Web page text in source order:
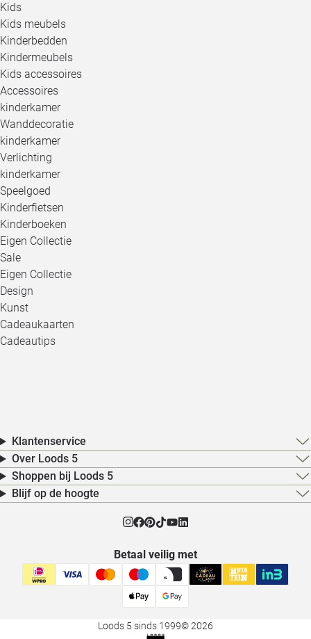
Kids
Kids meubels
Kinderbedden
Kindermeubels
Kids accessoires
Accessoires
kinderkamer
Wanddecoratie
kinderkamer
Verlichting
kinderkamer
Speelgoed
Kinderfietsen
Kinderboeken
Eigen Collectie
Sale
Eigen Collectie
Design
Kunst
Cadeaukaarten
Cadeautips
Klantenservice
Over Loods 5
Shoppen bij Loods 5
Blijf op de hoogte
Betaal veilig met
Loods 5 sinds 1999© 2026